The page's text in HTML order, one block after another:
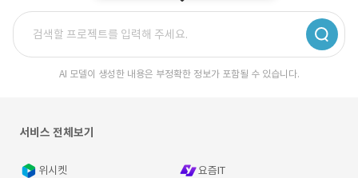
AI 모델이 생성한 내용은 부정확한 정보가 포함될 수 있습니다.
서비스 전체보기
위시켓 요즘IT